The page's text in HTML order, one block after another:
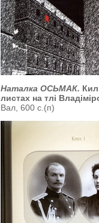
Наталка ОСЬМАК.
листах на тлі
Вал, 600 с.(п)